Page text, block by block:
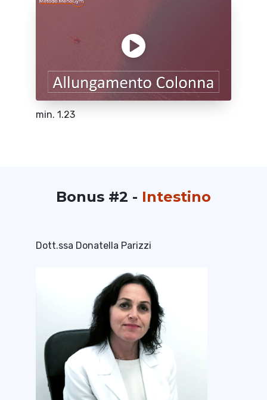
min. 1.23
Bonus #2 - Intestino
Dott.ssa Donatella Parizzi